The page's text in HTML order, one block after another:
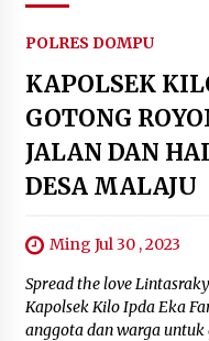
POLRES DOMPU
KAPOLSEK
GOTONG
JALAN DAN
DESA MALAJU
Ming Jul 30 , 2023
Spread the love
Kapolsek Kilo Ipda Eka
anggota dan warga